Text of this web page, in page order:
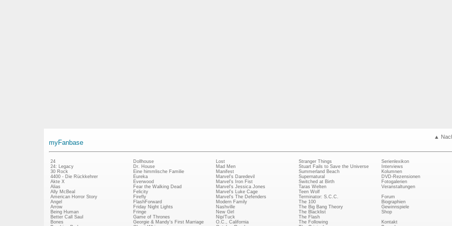
▲
myFanbase
24
24: Legacy
30 Rock
4400 - Die Rückkehrer
Akte X
Alias
Ally McBeal
American Horror Story
Angel
Arrow
Being Human
Better Call Saul
Bones
Dollhouse
Dr. House
Eine himmlische Familie
Eureka
Everwood
Fear the Walking Dead
Felicity
Firefly
FlashForward
Friday Night Lights
Fringe
Game of Thrones
Georgie & Mandy's First Marriage
Lost
Mad Men
Manifest
Marvel's Daredevil
Marvel's Iron Fist
Marvel's Jessica Jones
Marvel's Luke Cage
Marvel's The Defenders
Modern Family
Nashville
New Girl
Nip/Tuck
O.C., California
Stranger Things
Stuart Fails to Save the Universe
Summerland Beach
Supernatural
Switched at Birth
Taras Welten
Teen Wolf
Terminator: S.C.C.
The 100
The Big Bang Theory
The Blacklist
The Flash
The Following
Serienlexikon
Interviews
Kolumnen
DVD-Rezensionen
Fotogalerien
Veranstaltungen
Forum
Biographien
Gewinnspiele
Shop
Kontakt